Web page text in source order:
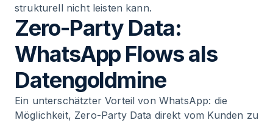
strukturell nicht leisten kann.
Zero-Party Data:
WhatsApp Flows als
Datengoldmine
Ein unterschätzter Vorteil von WhatsApp: die
Möglichkeit, Zero-Party Data direkt vom Kunden zu